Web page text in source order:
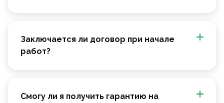
Заключается ли договор при начале
работ?
Смогу ли я получить гарантию на